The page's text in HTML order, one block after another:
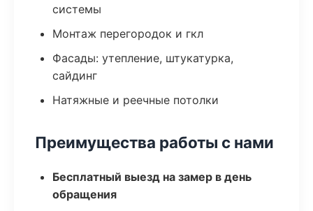
системы
Монтаж перегородок и гкл
Фасады: утепление, штукатурка,
сайдинг
Натяжные и реечные потолки
Преимущества работы с нами
Бесплатный выезд на замер в день
обращения